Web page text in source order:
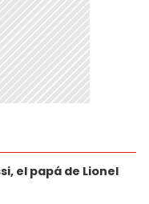
el papá de Lionel